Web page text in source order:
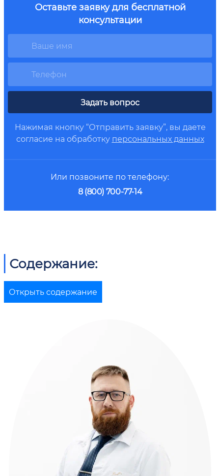
Оставьте заявку для бесплатной
консультации
Задать вопрос
Нажимая кнопку “Отправить заявку”, вы даете
согласие на обработку персональных данных
Или позвоните по телефону:
8 (800) 700-77-14
Содержание:
Открыть содержание